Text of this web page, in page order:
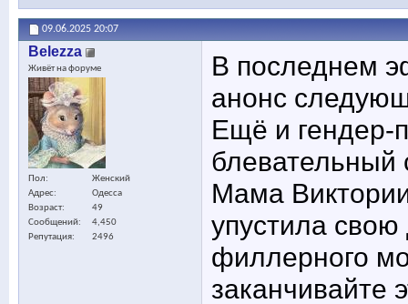
09.06.2025 20:07
Belezza
Живёт на форуме
Пол
Женский
Адрес
Одесса
Возраст
49
Сообщений
4,450
Репутация
2496
В последнем
анонс
Ещё и гендер-
блевательный
Мама
упустила свою
филлерного
заканчивайте